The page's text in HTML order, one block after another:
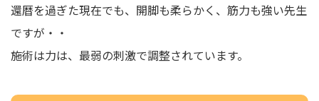
還暦を過ぎた現在でも、開脚も柔らかく、筋力も強い先生
ですが・・
施術は力は、最弱の刺激で調整されています。